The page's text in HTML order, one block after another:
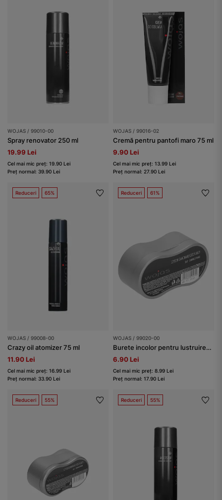
WOJAS / 99010-00
Spray renovator 250 ml
19.99 Lei
Cel mai mic preț: 19.90 Lei
Preț normal: 39.90 Lei
WOJAS / 99016-02
Cremă pentru pantofi maro 75 ml
9.90 Lei
Cel mai mic preț: 13.99 Lei
Preț normal: 27.90 Lei
Reduceri 65%
WOJAS / 99008-00
Crazy oil atomizer 75 ml
11.90 Lei
Cel mai mic preț: 16.99 Lei
Preț normal: 33.90 Lei
Reduceri 61%
WOJAS / 99020-00
Burete incolor pentru lustruirea încălțămintei
6.90 Lei
Cel mai mic preț: 8.99 Lei
Preț normal: 17.90 Lei
Reduceri 55% Reduceri 55%